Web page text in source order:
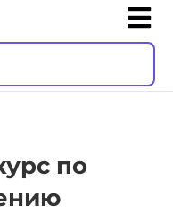
по